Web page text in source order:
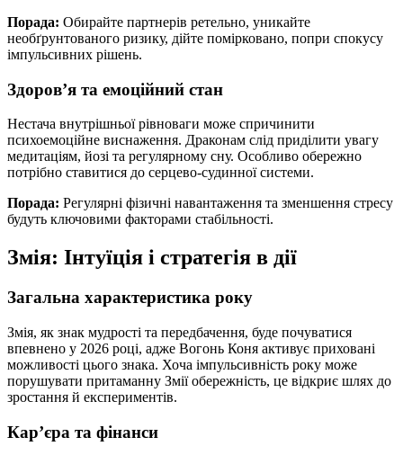
Порада: Обирайте партнерів ретельно, уникайте
необґрунтованого ризику, дійте помірковано, попри спокусу
імпульсивних рішень.
Здоров’я та емоційний стан
Нестача внутрішньої рівноваги може спричинити
психоемоційне виснаження. Драконам слід приділити увагу
медитаціям, йозі та регулярному сну. Особливо обережно
потрібно ставитися до серцево-судинної системи.
Порада: Регулярні фізичні навантаження та зменшення стресу
будуть ключовими факторами стабільності.
Змія: Інтуїція і стратегія в дії
Загальна характеристика року
Змія, як знак мудрості та передбачення, буде почуватися
впевнено у 2026 році, адже Вогонь Коня активує приховані
можливості цього знака. Хоча імпульсивність року може
порушувати притаманну Змії обережність, це відкриє шлях до
зростання й експериментів.
Кар’єра та фінанси